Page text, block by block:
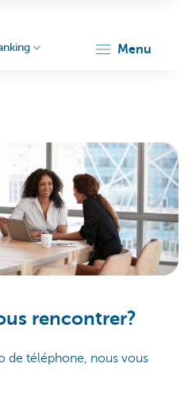
menu
rencontrer?
de téléphone, nous vous